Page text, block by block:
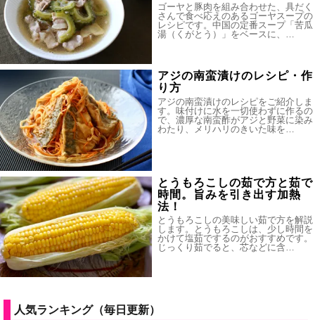
ゴーヤと豚肉を組み合わせた、具だく
さんで食べ応えのあるゴーヤスープの
レシピです。中国の定番スープ「苦瓜
湯（くがとう）」をベースに、…
アジの南蛮漬けのレシピ・作
り方
アジの南蛮漬けのレシピをご紹介しま
す。味付けに水を一切使わずに作るの
で、濃厚な南蛮酢がアジと野菜に染み
わたり、メリハリのきいた味を…
とうもろこしの茹で方と茹で
時間。旨みを引き出す加熱
法！
とうもろこしの美味しい茹で方を解説
します。とうもろこしは、少し時間を
かけて塩茹でするのがおすすめです。
じっくり茹でると、芯などに含…
人気ランキング（毎日更新）